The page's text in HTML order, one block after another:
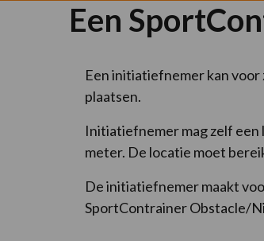
Een
Een initiatiefnemer kan voor
plaatsen.
Initiatiefnemer mag zelf een
meter. De locatie moet
De initiatiefnemer maakt
SportContrainer Obstacle/